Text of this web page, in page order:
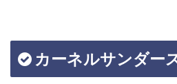
カーネルサンダー